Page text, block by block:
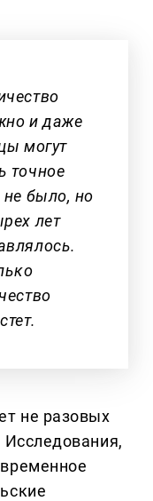
и даже
могут
точное
не было, но
лет
не разовых